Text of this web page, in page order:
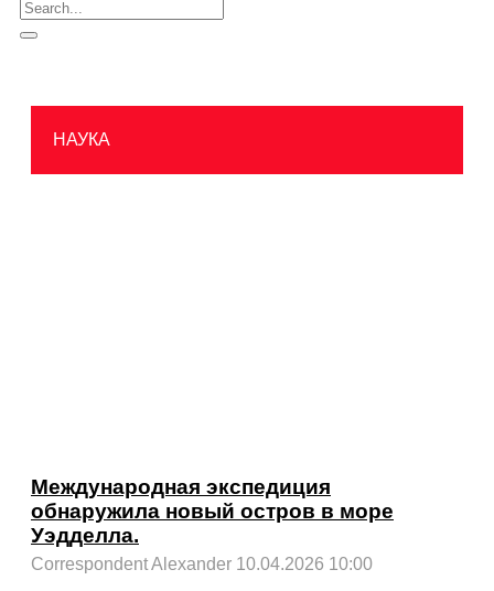
НАУКА
Международная экспедиция
обнаружила новый остров в море
Уэдделла.
Correspondent Alexander 10.04.2026 10:00